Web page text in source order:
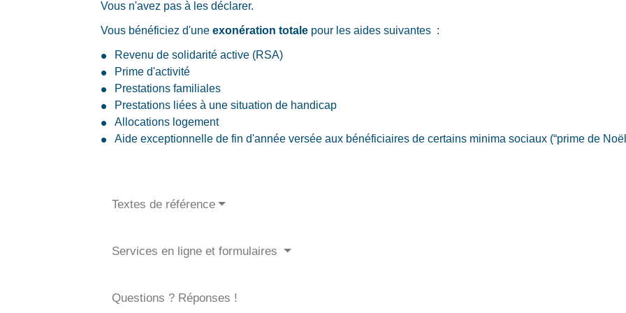
Vous n'avez pas à les déclarer.
Vous bénéficiez d'uneexonération totale pour les aides suivantes :
Revenu de solidarité active (RSA)
Prime d'activité
Prestations familiales
Prestations liées à une situation de handicap
Allocations logement
Aide exceptionnelle de fin d'année versée aux bénéficiaires de certains minima sociaux (“prime de
Textes de référence
Services en ligne et formulaires
Questions ? Réponses !